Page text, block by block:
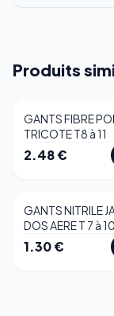
Produits
GANTS FIBRE
TRICOTE T8 à 11
2.48€
GANTS NITRILE
DOS AERE T 7 à 10
1.30€